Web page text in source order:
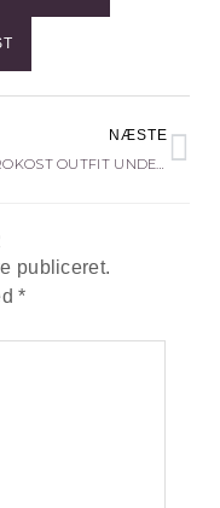
NÆSTE
publiceret.
*